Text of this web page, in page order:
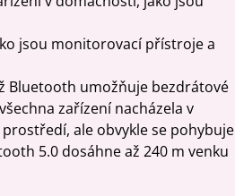
jsou monitorovací přístroje a
Bluetooth umožňuje bezdrátové
zařízení nacházela v
ale obvykle se pohybuje
5.0 dosáhne až 240 m venku